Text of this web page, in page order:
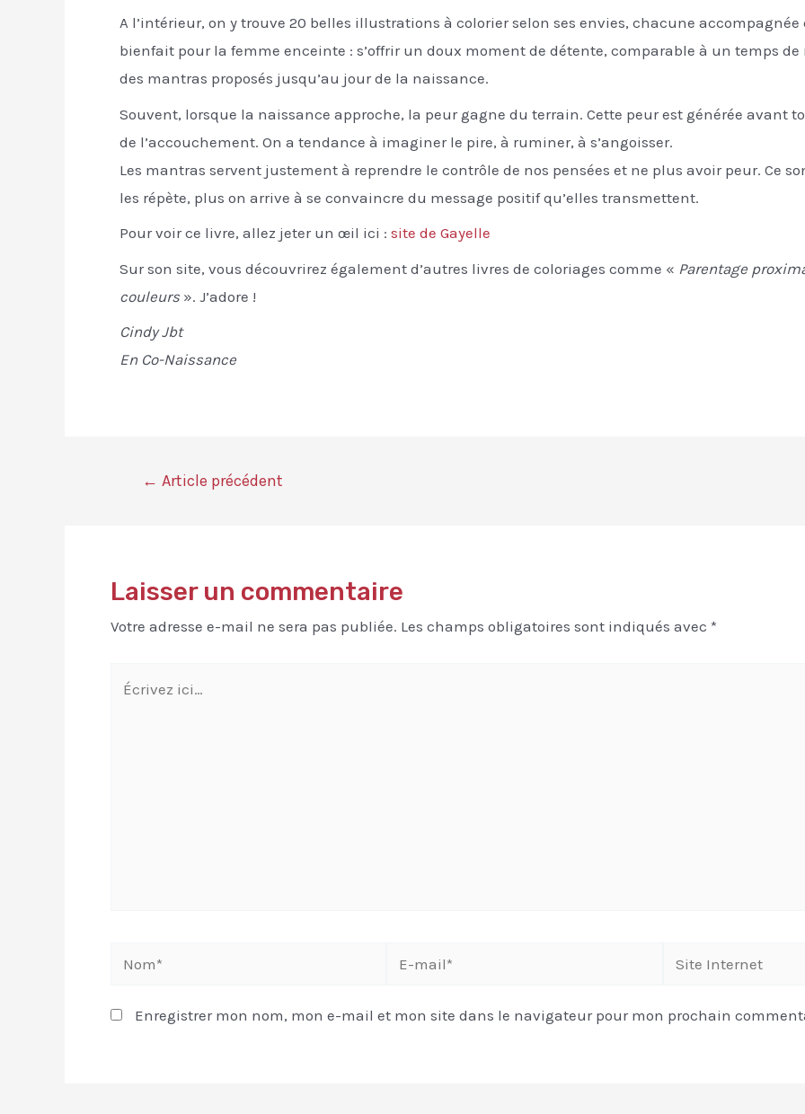
A l’intérieur, on y trouve 20 belles illustrations à colorier selon ses envies, chacune
bienfait pour la femme enceinte : s’offrir un doux moment de détente, comparable à un temps
des mantras proposés jusqu’au jour de la naissance.
Souvent, lorsque la naissance approche, la peur gagne du terrain. Cette peur est générée avant
de l’accouchement. On a tendance à imaginer le pire, à ruminer, à s’angoisser.
Les mantras servent justement à reprendre le contrôle de nos pensées et ne plus avoir peur. Ce
les répète, plus on arrive à se convaincre du message positif qu’elles transmettent.
Pour voir ce livre, allez jeter un œil ici : site de Gayelle
Sur son site, vous découvrirez également d’autres livres de coloriages comme « Parentage
couleurs ». J’adore !
Cindy Jbt
En Co-Naissance
← Article précédent
Laisser un commentaire
Votre adresse e-mail ne sera pas publiée. Les champs obligatoires sont indiqués avec *
Enregistrer mon nom, mon e-mail et mon site dans le navigateur pour mon prochain